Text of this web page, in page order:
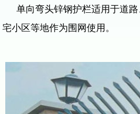
单向弯头锌钢护栏适用于道路
宅小区等地作为围网使用。